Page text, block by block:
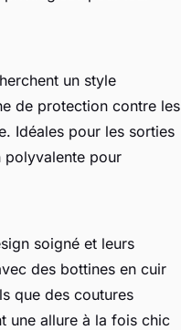
un style
de protection contre les
Idéales pour les sorties
polyvalente pour
soigné et leurs
des bottines en cuir
que des coutures
une allure à la fois chic